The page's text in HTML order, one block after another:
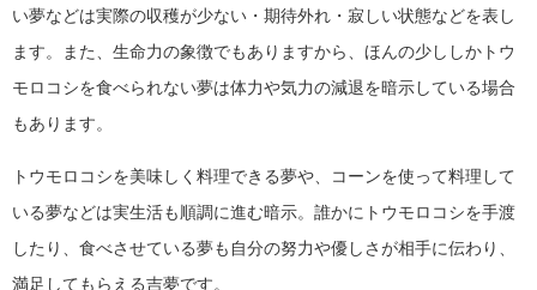
い夢などは実際の収穫が少ない・期待外れ・寂しい状態などを表し
ます。また、生命力の象徴でもありますから、ほんの少ししかトウ
モロコシを食べられない夢は体力や気力の減退を暗示している場合
もあります。
トウモロコシを美味しく料理できる夢や、コーンを使って料理して
いる夢などは実生活も順調に進む暗示。誰かにトウモロコシを手渡
したり、食べさせている夢も自分の努力や優しさが相手に伝わり、
満足してもらえる吉夢です。